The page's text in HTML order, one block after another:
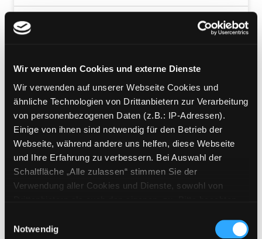
Wir verwenden Cookies und externe Dienste
Wir verwenden auf unserer Webseite Cookies und
ähnliche Technologien von Drittanbietern zur Verarbeitung
von personenbezogenen Daten (z.B.: IP-Adressen).
Einige von ihnen sind notwendig für den Betrieb der
Webseite, während andere uns helfen, diese Webseite
und Ihre Erfahrung zu verbessern. Bei Auswahl der
Schaltfläche „Alle zulassen“ stimmen Sie der
Verwendung aller Cookies und Dienste, sowohl von
Cookies von Drittanbietern, eine Verarbeitung in
Notwendig
Exemplar-Details von Die Kairo-Affäre
Verfasser:Steinhauer, OlenSuche nach
Verlag:München, Blessing
Exemplar-Details von Fog of War - Spion im
Mediengruppe:DVD
Fog of War - Spion im Nebel
Suche nach diesem Verfasser
Jahr:2025 Verlag: USA, Tiberius Film
Mediengruppe:Belletristik
München, Dtv